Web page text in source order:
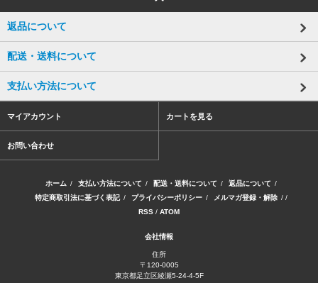
返品について
配送・送料について
支払い方法について
マイアカウント カートを見る
お問い合わせ
ホーム / 支払い方法について / 配送・送料について / 返品について /
特定商取引法に基づく表記 / プライバシーポリシー / メルマガ登録・解除 / /
RSS / ATOM
会社情報
住所
〒120-0005
東京都足立区綾瀬5-24-4-5F